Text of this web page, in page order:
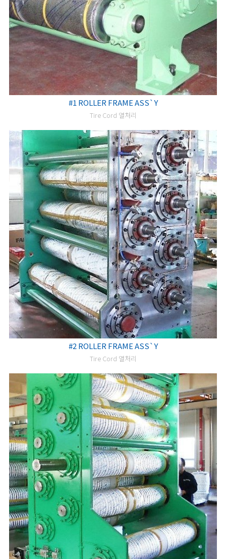
#1 ROLLER FRAME ASS`Y
Tire Cord 열처리
#2 ROLLER FRAME ASS`Y
Tire Cord 열처리